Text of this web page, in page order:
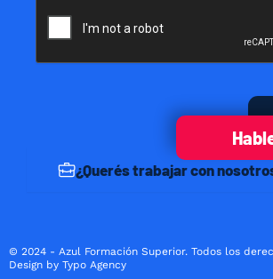
¿Querés trabajar con
© 2024 - Azul Formación Superior. Todos los
Design by Typo Agency